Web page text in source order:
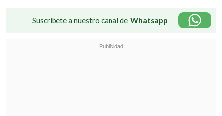
Suscríbete a nuestro canal de Whatsapp